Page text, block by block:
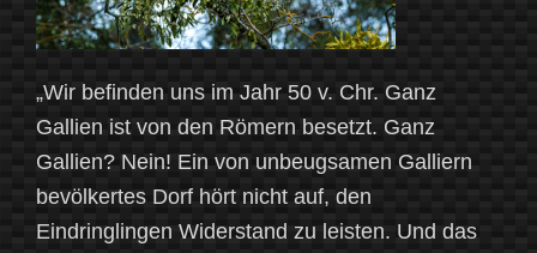
„Wir befinden uns im Jahr 50 v. Chr. Ganz
Gallien ist von den Römern besetzt. Ganz
Gallien? Nein! Ein von unbeugsamen Galliern
bevölkertes Dorf hört nicht auf, den
Eindringlingen Widerstand zu leisten. Und das